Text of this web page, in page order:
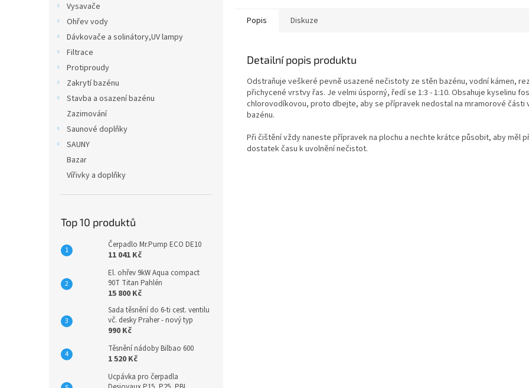
Vysavače
Ohřev vody
Dávkovače a solinátory,UV lampy
Filtrace
Protiproudy
Zakrytí bazénu
Stavba a osazení bazénu
Zazimování
Saunové doplňky
SAUNY
Bazar
Vířivky a doplňky
Top 10 produktů
Čerpadlo Mr.Pump ECO DE10
11 041 Kč
El. ohřev 9kW Aqua compact
90T Titan Pahlén
15 800 Kč
Sada těsnění do 6-ti cest. ventilu
vč. desky Praher - nový typ
990 Kč
Těsnění nádoby Bilbao 600
1 520 Kč
Ucpávka pro čerpadla
Popis Diskuze
Detailní popis produktu
Odstraňuje veškeré pevně usazené nečistoty ze stěn bazénu, vodní kámen,
přichycené vrstvy řas. Je velmi úsporný, ředí se 1:3 - 1:10. Obsahuje kyselinu
chlorovodíkovou, proto dbejte, aby se přípravek nedostal na mramorové části
bazénu.
Při čištění vždy naneste přípravek na plochu a nechte krátce působit, aby měl
dostatek času k uvolnění nečistot.